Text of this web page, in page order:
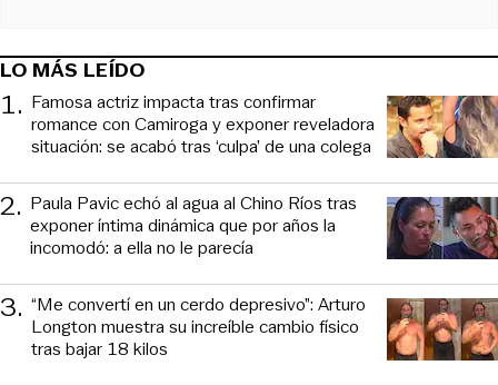
LO MÁS LEÍDO
1. Famosa actriz impacta tras confirmar
romance con Camiroga y exponer reveladora
situación: se acabó tras ‘culpa’ de una colega
2. Paula Pavic echó al agua al Chino Ríos tras
exponer íntima dinámica que por años la
incomodó: a ella no le parecía
3. “Me convertí en un cerdo depresivo”: Arturo
Longton muestra su increíble cambio físico
tras bajar 18 kilos